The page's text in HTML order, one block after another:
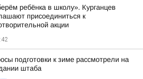
ребёнка в школу». Курганцев
присоединиться к
акции
подготовки к зиме рассмотрели на
штаба